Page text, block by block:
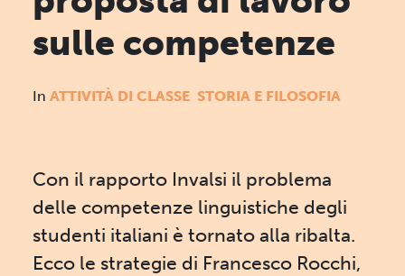
sulle competenze
In ATTIVITÀ DI CLASSE STORIA E FILOSOFIA
Con il rapporto Invalsi il problema
delle competenze linguistiche degli
studenti italiani è tornato alla ribalta.
Ecco le strategie di Francesco Rocchi,